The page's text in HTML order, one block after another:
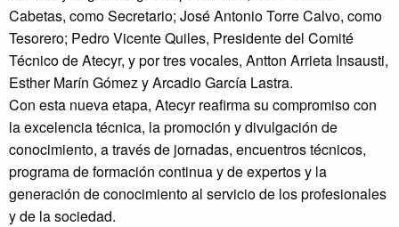
Cabetas, como Secretario; José Antonio Torre Calvo, como
Tesorero; Pedro Vicente Quiles, Presidente del Comité
Técnico de Atecyr, y por tres vocales, Antton Arrieta Insausti,
Esther Marín Gómez y Arcadio García Lastra.
Con esta nueva etapa, Atecyr reafirma su compromiso con
la excelencia técnica, la promoción y divulgación de
conocimiento, a través de jornadas, encuentros técnicos,
programa de formación continua y de expertos y la
generación de conocimiento al servicio de los profesionales
y de la sociedad.